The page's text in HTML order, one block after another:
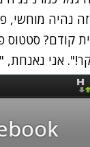
נהיה
קודם?
קר!". אני